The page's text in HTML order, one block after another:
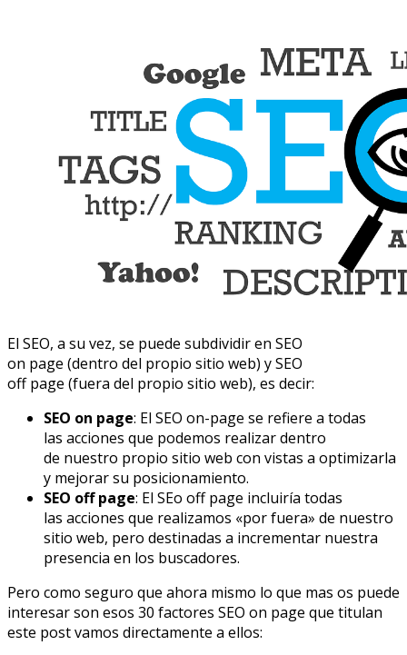
El SEO, a su vez, se puede subdividir en SEO
on page (dentro del propio sitio web) y SEO
off page (fuera del propio sitio web), es decir:
SEO on page: El SEO on-page se refiere a todas
las acciones que podemos realizar dentro
de nuestro propio sitio web con vistas a optimizarla
y mejorar su posicionamiento.
SEO off page: El SEo off page incluiría todas
las acciones que realizamos «por fuera» de nuestro
sitio web, pero destinadas a incrementar nuestra
presencia en los buscadores.
Pero como seguro que ahora mismo lo que mas os puede
interesar son esos 30 factores SEO on page que titulan
este post vamos directamente a ellos: